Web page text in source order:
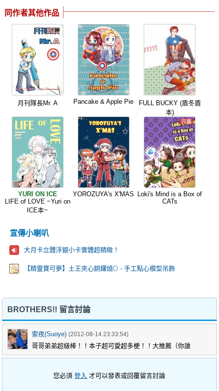
同作者其他作品
月刊隊長Mr. A Pancake & Apple Pie
FULL BUCKY (盾冬盾
本)
YURI ON ICE
LIFE of LOVE ~Yuri on
ICE本~
YOROZUYA's X'MAS
Loki's Mind is a Box of
CATs
宣傳小喇叭
大月卡立體浮銀小卡實體超精緻！
【精靈寶可夢】土王夾心銅鑼燒🌕 - 手工點心模型吊飾
BROTHERS!! 留言討論
索夜(Suoye) (2012-08-14 23:33:54)
哥哥弟弟超級棒！！本子超可愛超多梗！！大推薦（你誰
您必須登入 才可以發表或回覆留言討論